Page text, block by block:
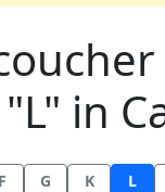
in
F G K L